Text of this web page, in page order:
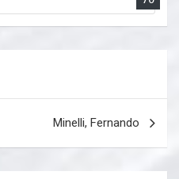
Minelli, Fernando